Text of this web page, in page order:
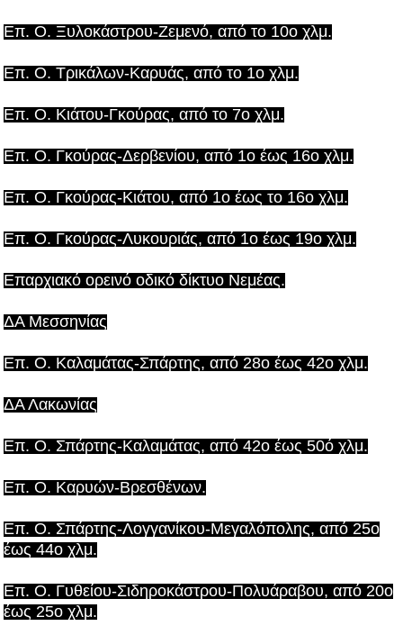
Επ. Ο. Ξυλοκάστρου-Ζεμενό, από το 10ο χλμ.
Επ. Ο. Τρικάλων-Καρυάς, από το 1ο χλμ.
Επ. Ο. Κιάτου-Γκούρας, από το 7ο χλμ.
Επ. Ο. Γκούρας-Δερβενίου, από 1ο έως 16ο χλμ.
Επ. Ο. Γκούρας-Κιάτου, από 1ο έως το 16ο χλμ.
Επ. Ο. Γκούρας-Λυκουριάς, από 1ο έως 19ο χλμ.
Επαρχιακό ορεινό οδικό δίκτυο Νεμέας.
ΔΑ Μεσσηνίας
Επ. Ο. Καλαμάτας-Σπάρτης, από 28ο έως 42ο χλμ.
ΔΑ Λακωνίας
Επ. Ο. Σπάρτης-Καλαμάτας, από 42ο έως 50ό χλμ.
Επ. Ο. Καρυών-Βρεσθένων.
Επ. Ο. Σπάρτης-Λογγανίκου-Μεγαλόπολης, από 25ο
έως 44ο χλμ.
Επ. Ο. Γυθείου-Σιδηροκάστρου-Πολυάραβου, από 20ο
έως 25ο χλμ.